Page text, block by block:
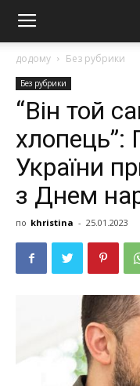
додому Без рубрики
Без рубрики
“Він той
хлопець”:
України
з Днем
по khristina - 25.01.2023